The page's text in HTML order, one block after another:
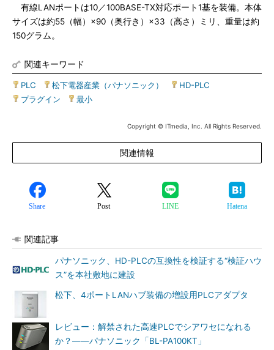
有線LANポートは10／100BASE-TX対応ポート1基を装備。本体
サイズは約55（幅）×90（奥行き）×33（高さ）ミリ、重量は約
150グラム。
関連キーワード
PLC 松下電器産業（パナソニック） HD-PLC
プラグイン
最小
Copyright © ITmedia, Inc. All Rights Reserved.
関連情報
Share Post LINE Hatena
関連記事
パナソニック、HD-PLCの互換性を検証する“検証ハウ
ス”を本社敷地に建設
松下、4ポートLANハブ装備の増設用PLCアダプタ
レビュー：解禁された高速PLCでシアワセになれる
か？――パナソニック「BL-PA100KT」